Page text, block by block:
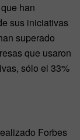
han
sus iniciativas
superado
que usaron
sólo el 33%
Forbes